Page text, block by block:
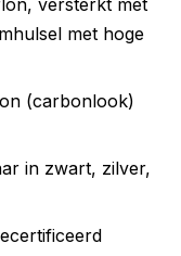
met hoge
(carbonlook)
in zwart, zilver,